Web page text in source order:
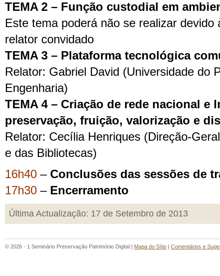
TEMA 2 – Função custodial em
Este tema poderá não se realizar devido
relator convidado
TEMA 3 – Plataforma tecnológica
Relator: Gabriel David (Universidade do
Engenharia)
TEMA 4 – Criação de rede nacional e
preservação, fruição, valorização e
Relator: Cecília Henriques (Direção-
e das Bibliotecas)
16h40 – Conclusões das sessões de
17h30 – Encerramento
Última Actualização: 17 de Setembro de 2013
© 2026 - 1 Seminário Preservação Património Digital | Mapa do Sítio | Comentários e